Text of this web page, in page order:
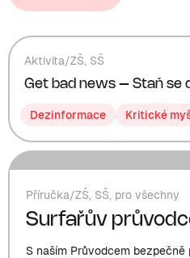
Aktivita/ZŠ SŠ
Get bad news – Staň se
Dezinformace Kritické
Příručka/ZŠ SŠ pro všechny
Surfařův
S naším Průvodcem